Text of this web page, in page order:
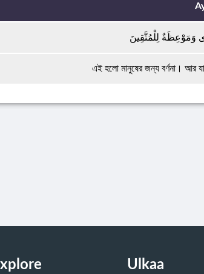
وَمَوْعِظَةٌ لِلْمُتَّقِينَ
এই হলো মানুষের জন্য বর্ণনা। আর
Ulkaa